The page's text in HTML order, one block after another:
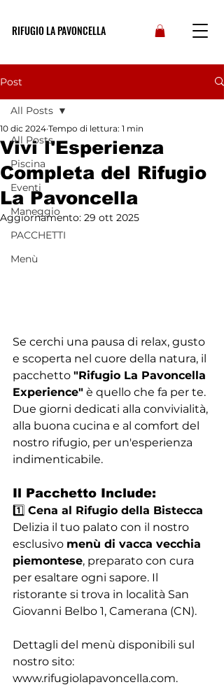
RIFUGIO LA PAVONCELLA
Post
All Posts
Piscina
Eventi
Maneggio
PACCHETTI
Menù
All Posts
Vivi l'Esperienza
Completa del Rifugio
La Pavoncella
10 dic 2024 Tempo di lettura: 1 min
Aggiornamento: 29 ott 2025
Se cerchi una pausa di relax, gusto
e scoperta nel cuore della natura, il
pacchetto "Rifugio La Pavoncella
Experience" è quello che fa per te.
Due giorni dedicati alla convivialità,
alla buona cucina e al comfort del
nostro rifugio, per un'esperienza
indimenticabile.
Il Pacchetto Include:
1️⃣ Cena al Rifugio della Bistecca
Delizia il tuo palato con il nostro
esclusivo menù di vacca vecchia
piemontese, preparato con cura
per esaltare ogni sapore. Il
ristorante si trova in località San
Giovanni Belbo 1, Camerana (CN).
Dettagli del menù disponibili sul
nostro sito:
www.rifugiolapavoncella.com.